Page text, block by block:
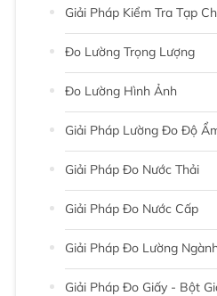
Giải Pháp Kiểm Tra Tạp
Đo Lường Trọng Lượng
Đo Lường Hình Ảnh
Giải Pháp Lường Đo Độ
Giải Pháp Đo Nước Thải
Giải Pháp Đo Nước Cấp
Giải Pháp Đo Lường
Giải Pháp Đo Giấy - Bột